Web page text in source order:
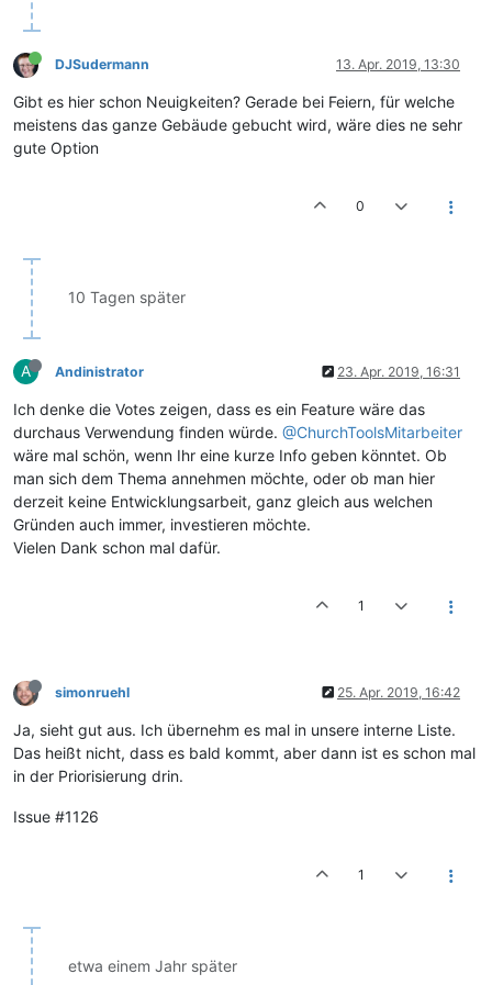
DJSudermann 13. Apr. 2019, 13:30
Gibt es hier schon Neuigkeiten? Gerade bei Feiern, für welche
meistens das ganze Gebäude gebucht wird, wäre dies ne sehr
gute Option
0
10 Tagen später
A Andinistrator 23. Apr. 2019, 16:31
Ich denke die Votes zeigen, dass es ein Feature wäre das
durchaus Verwendung finden würde. @ChurchToolsMitarbeiter
wäre mal schön, wenn Ihr eine kurze Info geben könntet. Ob
man sich dem Thema annehmen möchte, oder ob man hier
derzeit keine Entwicklungsarbeit, ganz gleich aus welchen
Gründen auch immer, investieren möchte.
Vielen Dank schon mal dafür.
1
simonruehl 25. Apr. 2019, 16:42
Ja, sieht gut aus. Ich übernehm es mal in unsere interne Liste.
Das heißt nicht, dass es bald kommt, aber dann ist es schon mal
in der Priorisierung drin.
Issue #1126
1
etwa einem Jahr später